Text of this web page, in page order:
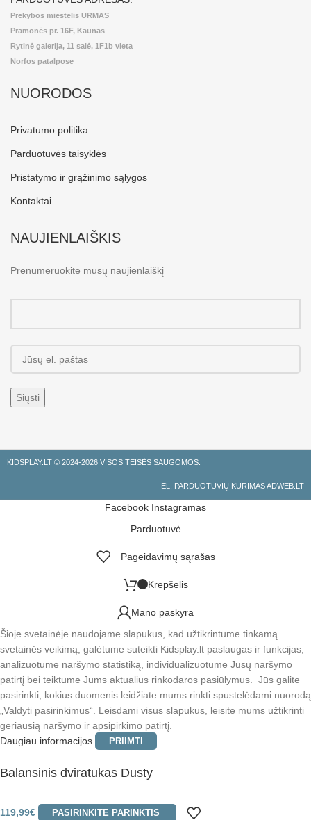
Prekybos miestelis URMAS
Pramonės pr. 16F, Kaunas
Rytinė galerija, 11 salė, 1F1b vieta
Norfos patalpose
NUORODOS
Privatumo politika
Parduotuvės taisyklės
Pristatymo ir grąžinimo sąlygos
Kontaktai
NAUJIENLAIŠKIS
Prenumeruokite mūsų naujienlaiškį
KIDSPLAY.LT © 2024-2026 VISOS TEISĖS SAUGOMOS.
EL. PARDUOTUVIŲ KŪRIMAS ADWEB.LT
Facebook Instagramas
Parduotuvė
Pageidavimų sąrašas
Krepšelis
Mano paskyra
Šioje svetainėje naudojame slapukus, kad užtikrintume tinkamą
svetainės veikimą, galėtume suteikti Kidsplay.lt paslaugas ir funkcijas,
analizuotume naršymo statistiką, individualizuotume Jūsų naršymo
patirtį bei teiktume Jums aktualius rinkodaros pasiūlymus. Jūs galite
pasirinkti, kokius duomenis leidžiate mums rinkti spustelėdami nuorodą
„Valdyti pasirinkimus“. Leisdami visus slapukus, leisite mums užtikrinti
geriausią naršymo ir apsipirkimo patirtį.
Daugiau informacijos
PRIIMTI
Balansinis dviratukas Dusty
119,99€ PASIRINKITE PARINKTIS